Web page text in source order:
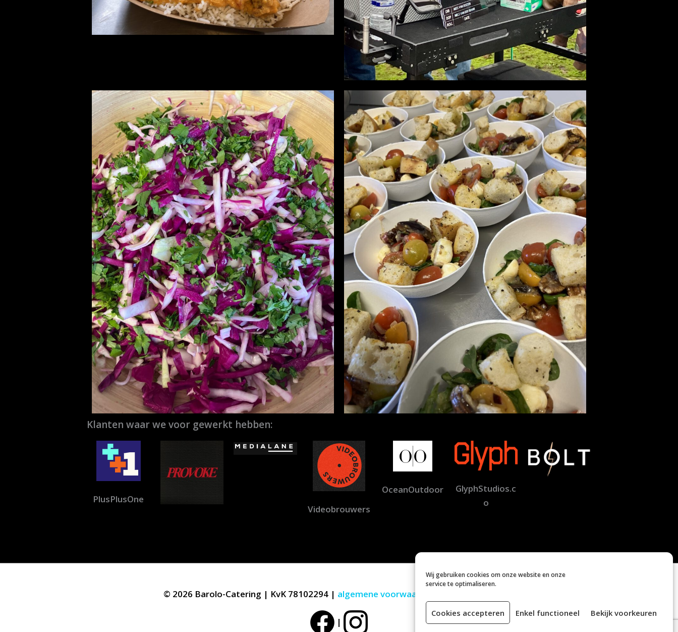
Wij gebruiken cookies om onze website en onze
service te optimaliseren.
Cookies accepteren Enkel functioneel Bekijk voorkeuren
Klanten waar we voor gewerkt hebben:
PlusPlusOne
Videobrouwers
OceanOutdoor
GlyphStudios.c
o
© 2026 Barolo-Catering | KvK 78102294 | algemene voorwaarden
|